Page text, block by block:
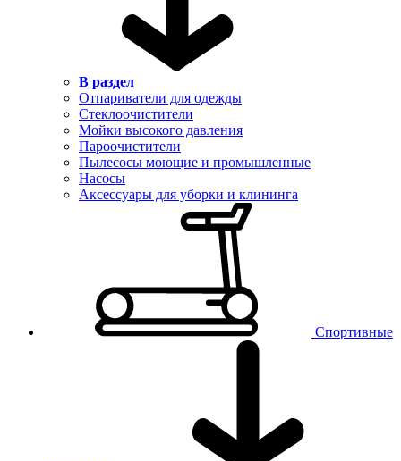
В раздел
Отпариватели для одежды
Стеклоочистители
Мойки высокого давления
Пароочистители
Пылесосы моющие и промышленные
Насосы
Аксессуары для уборки и клининга
Спортивные